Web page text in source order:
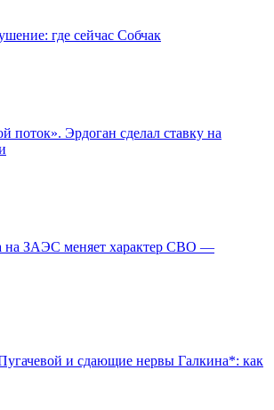
где сейчас Собчак
поток». Эрдоган сделал ставку на
на ЗАЭС меняет характер СВО —
и сдающие нервы Галкина*: как